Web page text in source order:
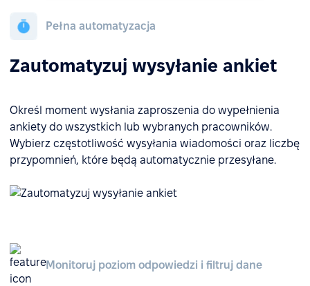
Pełna automatyzacja
Zautomatyzuj wysyłanie ankiet
Określ moment wysłania zaproszenia do wypełnienia
ankiety do wszystkich lub wybranych pracowników.
Wybierz częstotliwość wysyłania wiadomości oraz liczbę
przypomnień, które będą automatycznie przesyłane.
Monitoruj poziom odpowiedzi i filtruj dane